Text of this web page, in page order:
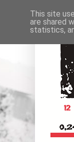
This site
are shared
statistics,